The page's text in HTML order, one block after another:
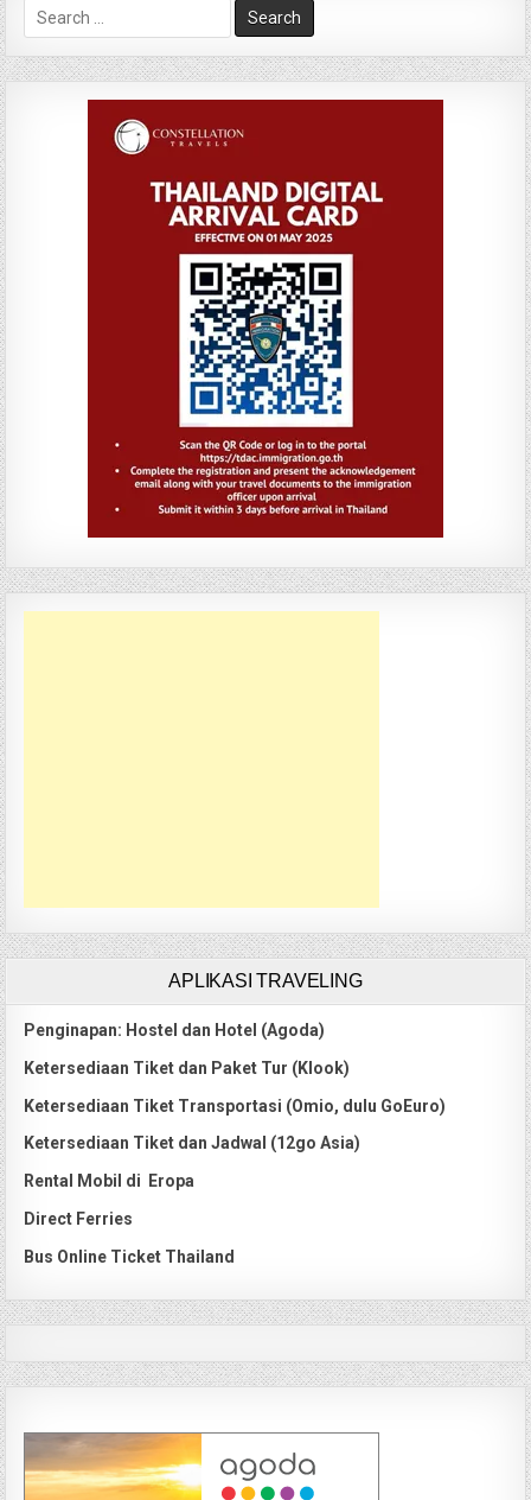
Search
for:
APLIKASI TRAVELING
Penginapan: Hostel dan Hotel (Agoda)
Ketersediaan Tiket dan Paket Tur (Klook)
Ketersediaan Tiket Transportasi (Omio, dulu GoEuro)
Ketersediaan Tiket dan Jadwal (12go Asia)
Rental Mobil di Eropa
Direct Ferries
Bus Online Ticket Thailand